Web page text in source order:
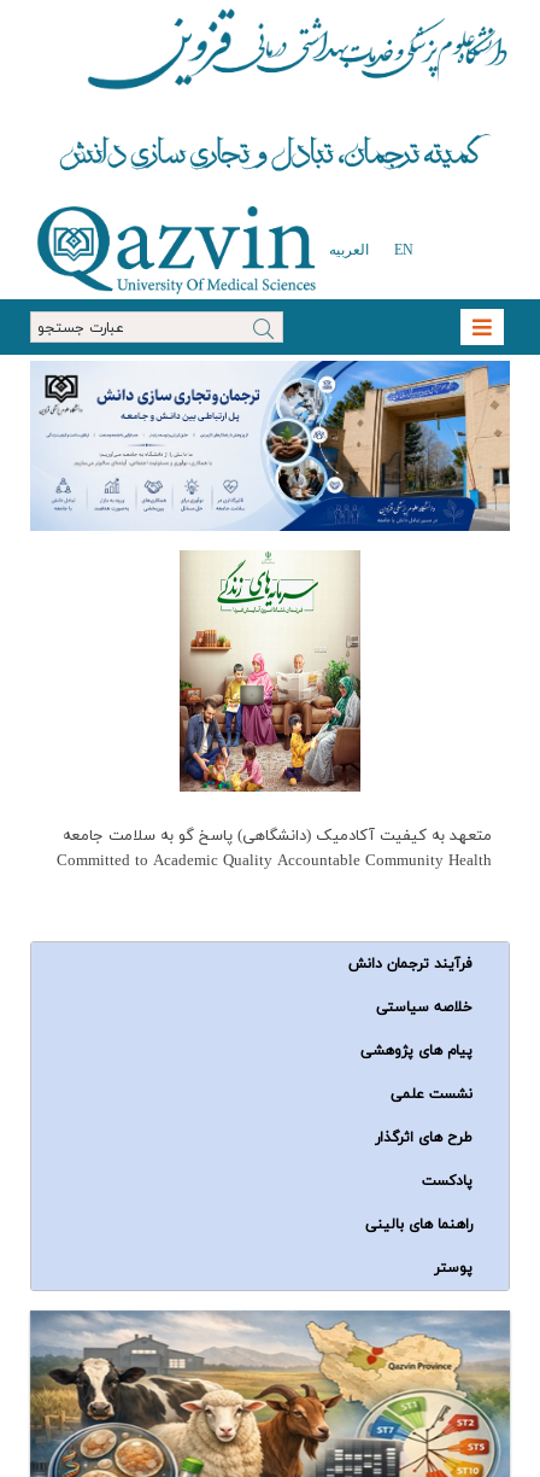
EN العربیه
متعهد به کیفیت آکادمیک (دانشگاهی) پاسخ گو به سلامت جامعه
Committed to Academic Quality Accountable Community Health
فرآیند ترجمان دانش
خلاصه سیاستی
پیام های پژوهشی
نشست علمی
طرح های اثرگذار
پادکست
راهنما های بالینی
پوستر